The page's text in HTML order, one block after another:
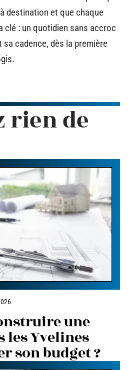
destination et que chaque
clé : un quotidien sans accroc
cadence, dès la première
rien de
une
les Yvelines
son budget ?